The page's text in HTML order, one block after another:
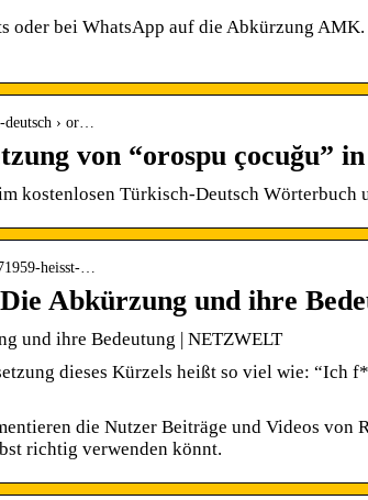
oder bei WhatsApp auf die Abkürzung
› or…
von “orospu çocuğu”
kostenlosen Türkisch-Deutsch Wörterbuch
heisst-…
Abkürzung und ihre
und ihre Bedeutung | NETZWELT
dieses Kürzels heißt so viel wie: “Ich
die Nutzer Beiträge und Videos von
richtig verwenden könnt.